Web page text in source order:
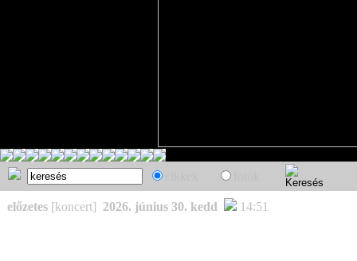
előzetes [koncert] 2026. június 30. kedd 14:51